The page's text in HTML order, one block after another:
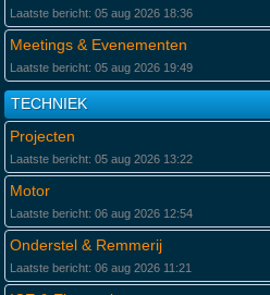
Laatste bericht: 05 aug 2026 18:36
Meetings & Evenementen
Laatste bericht: 05 aug 2026 19:49
TECHNIEK
Projecten
Laatste bericht: 05 aug 2026 13:22
Motor
Laatste bericht: 06 aug 2026 12:54
Onderstel & Remmerij
Laatste bericht: 06 aug 2026 11:21